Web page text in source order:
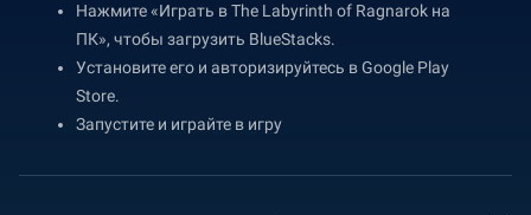
Нажмите «Играть в The Labyrinth of Ragnarok на
ПК», чтобы загрузить BlueStacks.
Установите его и авторизируйтесь в Google Play
Store.
Запустите и играйте в игру